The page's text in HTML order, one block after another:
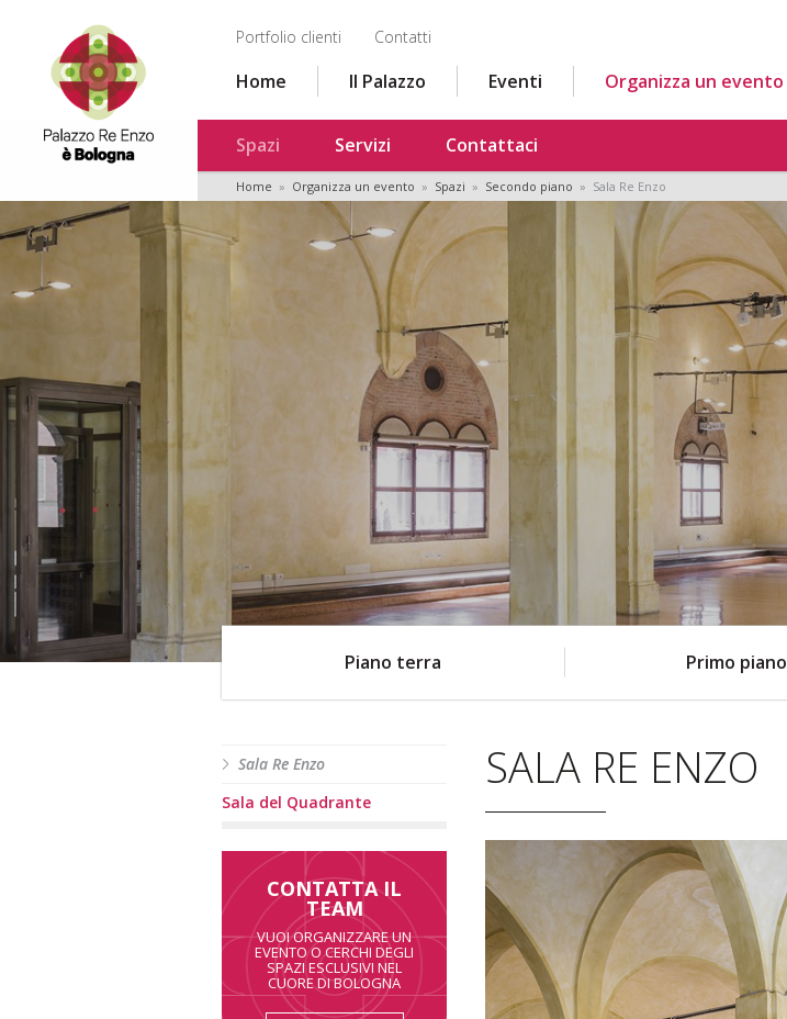
Portfolio clienti Contatti
Home Il Palazzo Eventi Organizza un evento
Spazi Servizi Contattaci
Home » Organizza un evento » Spazi » Secondo piano » Sala Re Enzo
Piano terra Primo piano
Sala Re Enzo
Sala del Quadrante
CONTATTA IL
TEAM
VUOI ORGANIZZARE UN
EVENTO O CERCHI DEGLI
SPAZI ESCLUSIVI NEL
CUORE DI BOLOGNA
SALA RE ENZO